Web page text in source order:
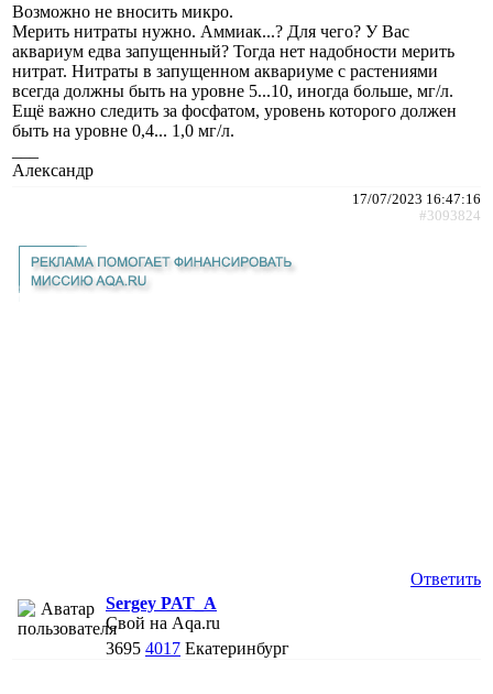
Возможно не вносить микро.
Мерить нитраты нужно. Аммиак...? Для чего? У Вас
аквариум едва запущенный? Тогда нет надобности мерить
нитрат. Нитраты в запущенном аквариуме с растениями
всегда должны быть на уровне 5...10, иногда больше, мг/л.
Ещё важно следить за фосфатом, уровень которого должен
быть на уровне 0,4... 1,0 мг/л.
Александр
17/07/2023 16:47:16
#3093824
Ответить
Sergey PAT_A
Свой на Aqa.ru
3695 4017 Екатеринбург